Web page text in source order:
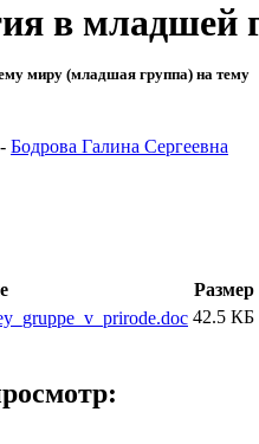
в младшей
миру (младшая группа) на тему
Бодрова Галина Сергеевна
Размер
42.5 КБ